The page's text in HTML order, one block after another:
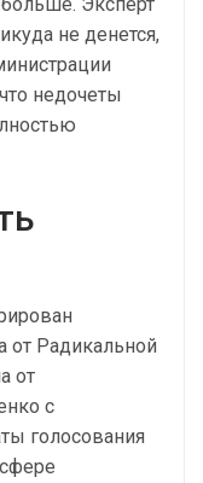
не денется,
недочеты
от Радикальной
от
с
голосования